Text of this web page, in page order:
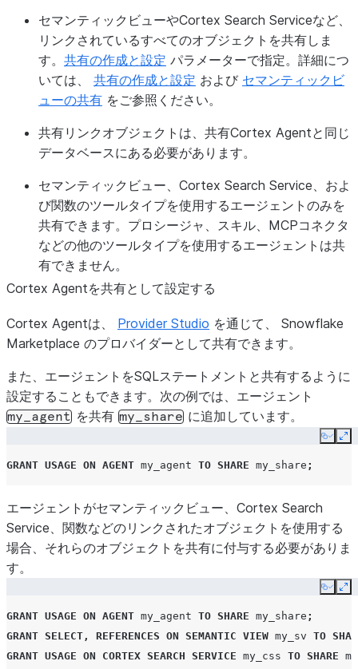
セマンティックビューやCortex Search Serviceなど、
リンクされているすべてのオブジェクトを共有しま
す。 共有の作成と設定 パラメーターで指定。詳細につ
いては、 共有の作成と設定 および セマンティックビ
ューの共有 をご参照ください。
共有リンクオブジェクトは、共有Cortex Agentと同じ
データベースにある必要があります。
セマンティックビュー、Cortex Search Service、およ
び関数のツールタイプを使用するエージェントのみを
共有できます。プロシージャ、スキル、MCPコネクタ
などの他のツールタイプを使用するエージェントは共
有できません。
Cortex Agentを共有として設定する
Cortex Agentは、 Provider Studio を通じて、 Snowflake
Marketplace のプロバイダーとして共有できます。
また、エージェントをSQLステートメントと共有するように
設定することもできます。次の例では、エージェント
my_agent を共有 my_share に追加しています。
Copy
GRANT USAGE ON AGENT my_agent TO SHARE my_share ;
エージェントがセマンティックビュー、Cortex Search
Service、関数などのリンクされたオブジェクトを使用する
場合、それらのオブジェクトを共有に付与する必要がありま
す。
Copy
GRANT USAGE ON AGENT my_agent TO SHARE my_share ;
GRANT SELECT , REFERENCES ON SEMANTIC VIEW my_sv TO
GRANT USAGE ON CORTEX SEARCH SERVICE my_css TO SHARE